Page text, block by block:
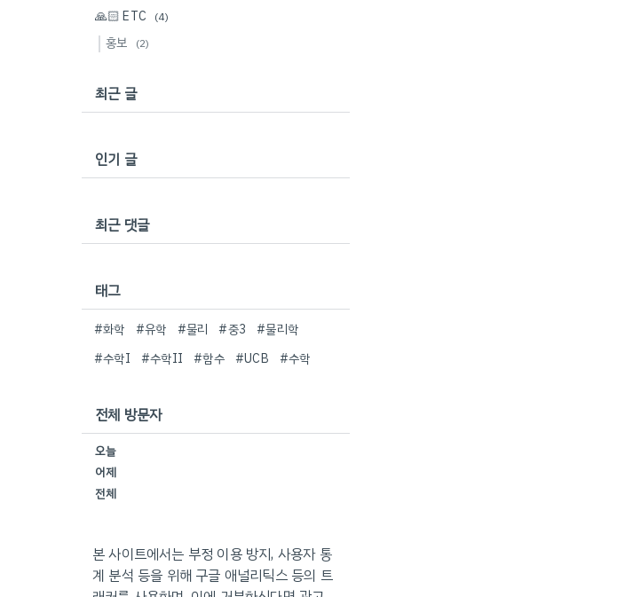
🙏🏻 ETC (4)
홍보 (2)
최근 글
인기 글
최근 댓글
태그
#화학 #유학 #물리 #중3
#물리학
#수학I
#수학II #함수 #UCB #수학
전체 방문자
오늘
어제
전체
본 사이트에서는 부정 이용 방지, 사용자 통
계 분석 등을 위해 구글 애널리틱스 등의 트